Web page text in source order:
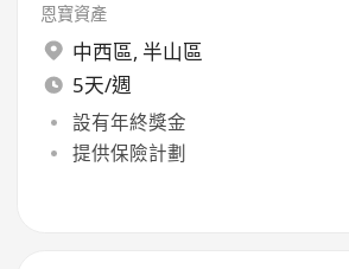
恩寶資產
中西區, 半山區
5天/週
設有年終獎金
提供保險計劃